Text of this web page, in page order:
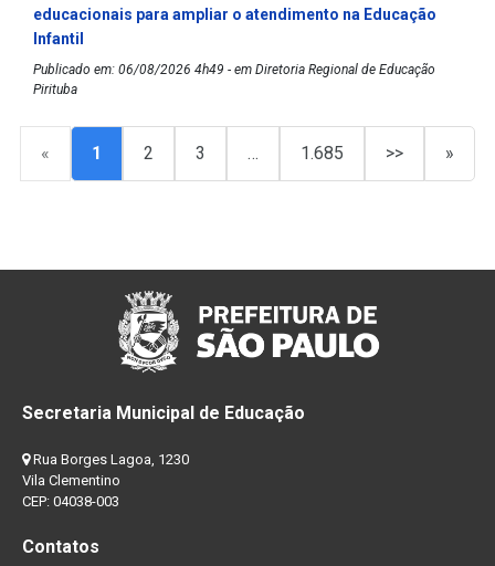
educacionais para ampliar o atendimento na Educação
Infantil
Publicado em: 06/08/2026 4h49 - em Diretoria Regional de Educação
Pirituba
« 1 2 3 … 1.685 >> »
Secretaria Municipal de Educação
Rua Borges Lagoa, 1230
Vila Clementino
CEP: 04038-003
Contatos